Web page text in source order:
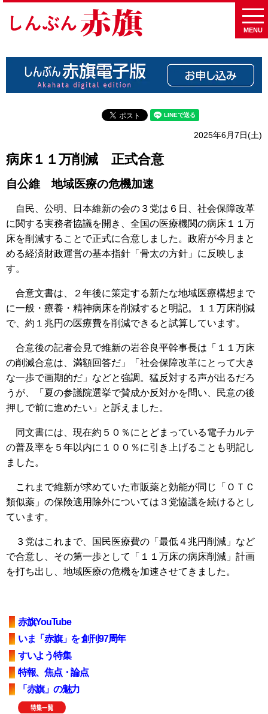
MENU
2025年6月7日(土)
病床１１万削減 正式合意
自公維 地域医療の危機加速
自民、公明、日本維新の会の３党は６日、社会保障改革
に関する実務者協議を開き、全国の医療機関の病床１１万
床を削減することで正式に合意しました。政府が今月まと
める経済財政運営の基本指針「骨太の方針」に反映しま
す。
合意文書は、２年後に策定する新たな地域医療構想まで
に一般・療養・精神病床を削減すると明記。１１万床削減
で、約１兆円の医療費を削減できると試算しています。
合意後の記者会見で維新の岩谷良平幹事長は「１１万床
の削減合意は、満額回答だ」「社会保障改革にとって大き
な一歩で画期的だ」などと強調。猛反対する声が出るだろ
うが、「夏の参議院選挙で賛成か反対かを問い、民意の後
押しで前に進めたい」と訴えました。
同文書には、現在約５０％にとどまっている電子カルテ
の普及率を５年以内に１００％に引き上げることも明記し
ました。
これまで維新が求めていた市販薬と効能が同じ「ＯＴＣ
類似薬」の保険適用除外については３党協議を続けるとし
ています。
３党はこれまで、国民医療費の「最低４兆円削減」など
で合意し、その第一歩として「１１万床の病床削減」計画
を打ち出し、地域医療の危機を加速させてきました。
赤旗YouTube
いま「赤旗」を 創刊97周年
すいよう特集
特報、焦点・論点
「赤旗」の魅力